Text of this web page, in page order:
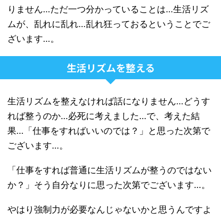
りません…ただ一つ分かっていることは…生活リズ
ムが、乱れに乱れ…乱れ狂っておるということでご
ざいます…。
生活リズムを整える
生活リズムを整えなければ話になりません…どうす
れば整うのか…必死に考えました…で、考えた結
果…「仕事をすればいいのでは？」と思った次第で
ございます…。
「仕事をすれば普通に生活リズムが整うのではない
か？」そう自分なりに思った次第でございます…。
やはり強制力が必要なんじゃないかと思うんですよ